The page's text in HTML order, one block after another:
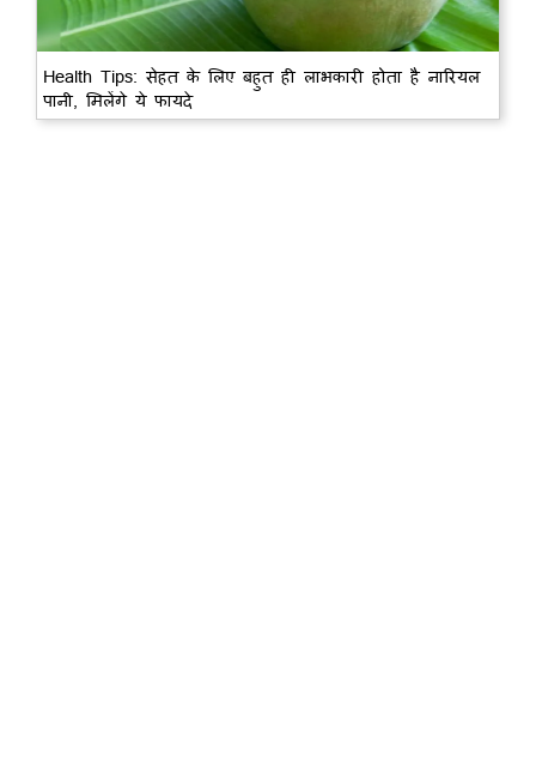
Health Tips: सेहत के लिए बहुत ही लाभकारी होता है नारियल
पानी, मिलेंगे ये फायदे